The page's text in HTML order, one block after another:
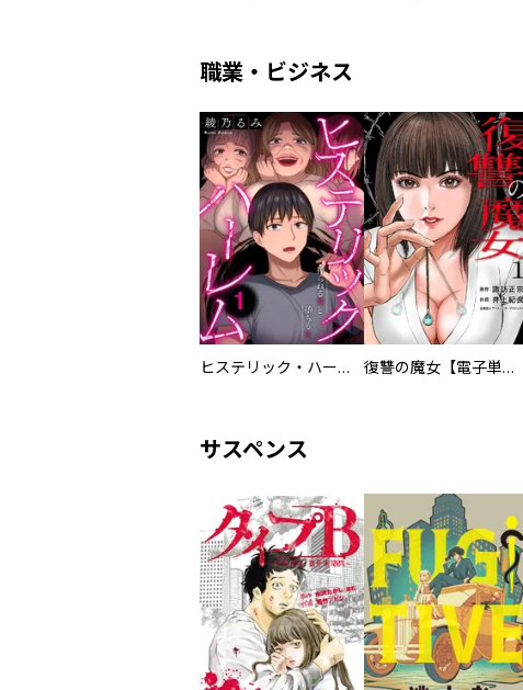
職業・ビジネス
ヒステリック・ハーレム～搾られる男と堕ちる女～【電子単行本版】 復讐の魔女【電子単行本版】
サスペンス